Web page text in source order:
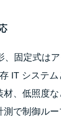
、固定式は
IT システム
、低照度な
で制御ルー